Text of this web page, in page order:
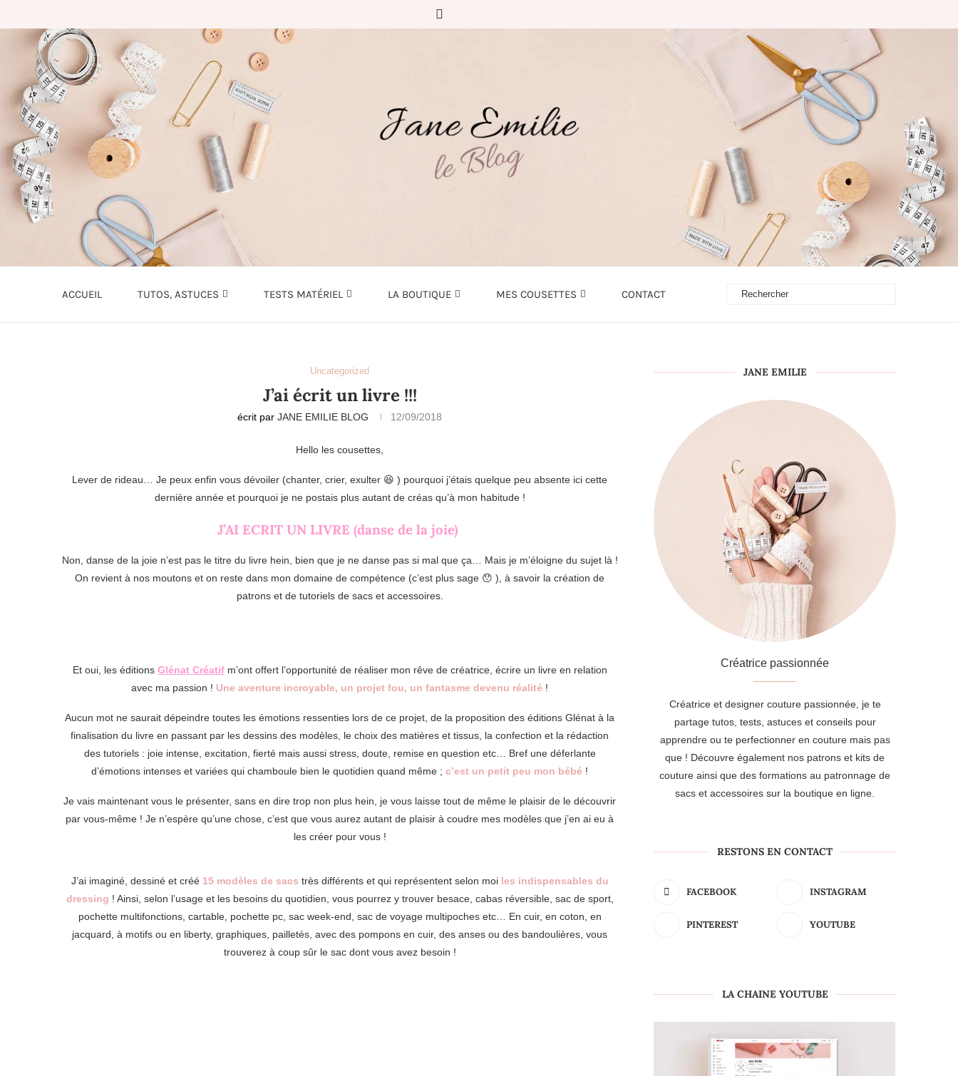
ACCUEIL TUTOS, ASTUCES TESTS MATÉRIEL LA BOUTIQUE MES COUSETTES CONTACT
Uncategorized
J’ai écrit un livre !!!
écrit parJANE EMILIE BLOG 12/09/2018
Hello les cousettes,
Lever de rideau… Je peux enfin vous dévoiler (chanter, crier, exulter 😆 ) pourquoi j’étais quelque peu absente ici cette
dernière année et pourquoi je ne postais plus autant de créas qu’à mon habitude !
J’AI ECRIT UN LIVRE (danse de la joie)
Non, danse de la joie n’est pas le titre du livre hein, bien que je ne danse pas si mal que ça… Mais je m’éloigne du sujet là !
On revient à nos moutons et on reste dans mon domaine de compétence (c’est plus sage 😯 ), à savoir la création de
patrons et de tutoriels de sacs et accessoires.
Et oui, les éditions Glénat Créatifm’ont offert l’opportunité de réaliser mon rêve de créatrice, écrire un livre en relation
avec ma passion ! Une aventure incroyable, un projet fou, un fantasme devenu réalité !
Aucun mot ne saurait dépeindre toutes les émotions ressenties lors de ce projet, de la proposition des éditions Glénat à la
finalisation du livre en passant par les dessins des modèles, le choix des matières et tissus, la confection et la rédaction
des tutoriels : joie intense, excitation, fierté mais aussi stress, doute, remise en question etc… Bref une déferlante
d’émotions intenses et variées qui chamboule bien le quotidien quand même ;c’est un petit peu mon bébé !
Je vais maintenant vous le présenter, sans en dire trop non plus hein, je vous laisse tout de même le plaisir de le découvrir
par vous-même ! Je n’espère qu’une chose, c’est que vous aurez autant de plaisir à coudre mes modèles que j’en ai eu à
les créer pour vous !
J’ai imaginé, dessiné et créé 15 modèles de sacs très différents et qui représentent selon moi les indispensables du
dressing ! Ainsi, selon l’usage et les besoins du quotidien, vous pourrez y trouver besace, cabas réversible, sac de sport,
pochette multifonctions, cartable, pochette pc, sac week-end, sac de voyage multipoches etc… En cuir, en coton, en
jacquard, à motifs ou en liberty, graphiques, pailletés, avec des pompons en cuir, des anses ou des bandoulières, vous
trouverez à coup sûr le sac dont vous avez besoin !
JANE EMILIE
Créatrice passionnée
Créatrice et designer couture passionnée, je te
partage tutos, tests, astuces et conseils pour
apprendre ou te perfectionner en couture mais pas
que ! Découvre également nos patrons et kits de
couture ainsi que des formations au patronnage de
sacs et accessoires sur la boutique en ligne.
RESTONS EN CONTACT
FACEBOOK INSTAGRAM
PINTEREST YOUTUBE
LA CHAINE YOUTUBE